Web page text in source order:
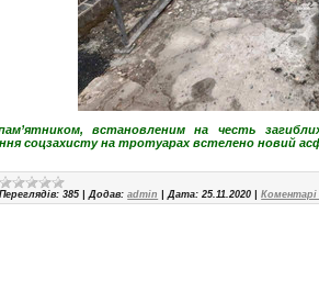
встановленим на честь
соцзахисту на тротуарах встелено новий
Переглядів: 385 |Додав: admin |Дата: 25.11.2020 |Коментарі